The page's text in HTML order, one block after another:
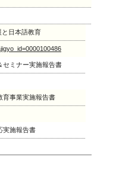
と日本語教育
セミナー実施報告書
育事業実施報告書
実施報告書